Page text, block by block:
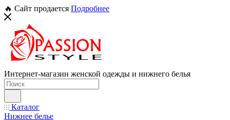
🔥 Сайт продается Подробнее
Интернет-магазин женской одежды и нижнего белья
Каталог
Нижнее белье